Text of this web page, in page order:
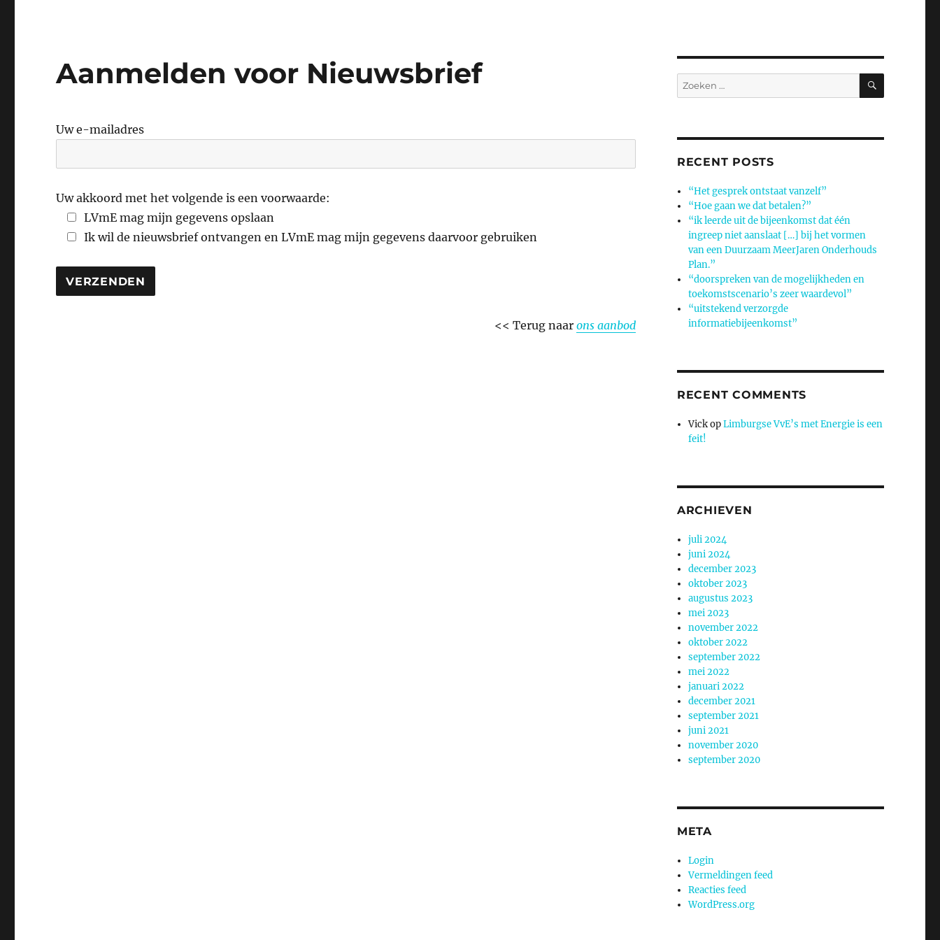
Aanmelden voor Nieuwsbrief
Uw e-mailadres
Uw akkoord met het volgende is een voorwaarde:
LVmE mag mijn gegevens opslaan
Ik wil de nieuwsbrief ontvangen en LVmE mag mijn gegevens daarvoor gebruiken
<< Terug naar ons aanbod
Zoeken
naar:
ZOEKEN
RECENT POSTS
“Het gesprek ontstaat vanzelf”
“Hoe gaan we dat betalen?”
“ik leerde uit de bijeenkomst dat één
ingreep niet aanslaat […] bij het vormen
van een Duurzaam MeerJaren Onderhouds
Plan.”
“doorspreken van de mogelijkheden en
toekomstscenario’s zeer waardevol”
“uitstekend verzorgde
informatiebijeenkomst”
RECENT COMMENTS
VickopLimburgse VvE’s met Energie is een
feit!
ARCHIEVEN
juli 2024
juni 2024
december 2023
oktober 2023
augustus 2023
mei 2023
november 2022
oktober 2022
september 2022
mei 2022
januari 2022
december 2021
september 2021
juni 2021
november 2020
september 2020
META
Login
Vermeldingen feed
Reacties feed
WordPress.org